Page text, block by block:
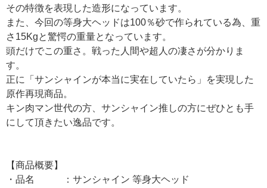
その特徴を表現した造形になっています。
また、今回の等身大ヘッドは100％砂で作られている為、重
さ15Kgと驚愕の重量となっています。
頭だけでこの重さ。戦った人間や超人の凄さが分かりま
す。
正に「サンシャインが本当に実在していたら」を実現した
原作再現商品。
キン肉マン世代の方、サンシャイン推しの方にぜひとも手
にして頂きたい逸品です。
【商品概要】
・品名 ：サンシャイン 等身大ヘッド